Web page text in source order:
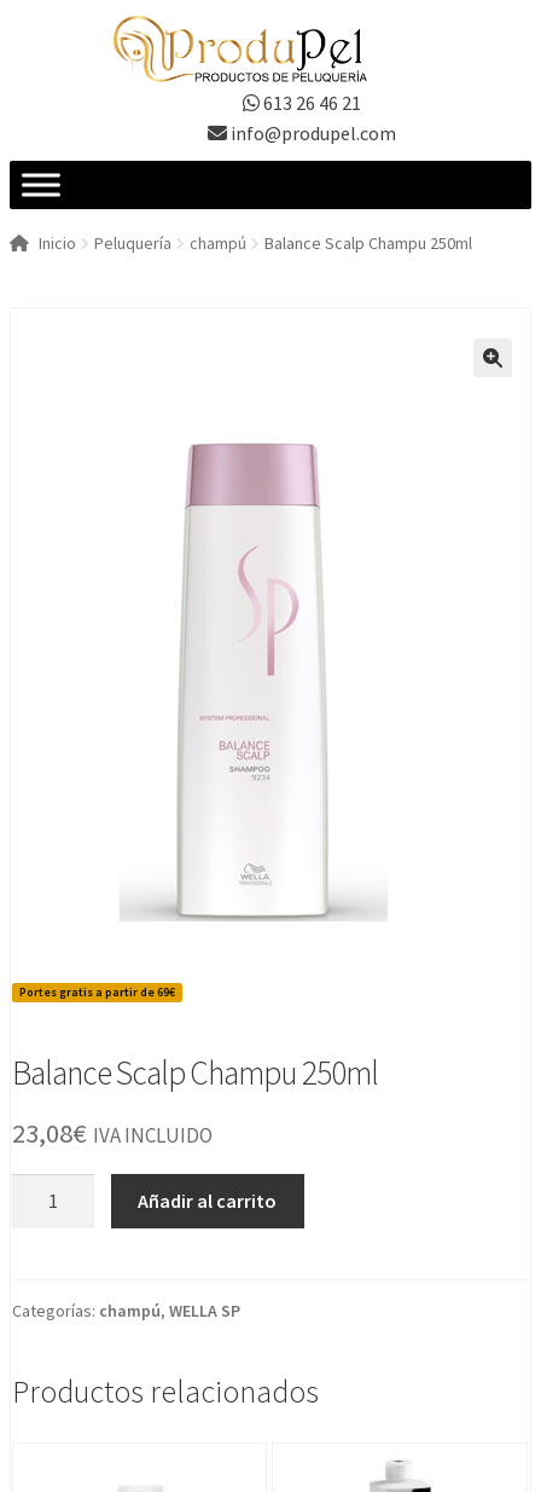
613 26 46 21
info@produpel.com
Inicio Peluquería champú Balance Scalp Champu 250ml
Portes gratis a partir de 69€
Balance Scalp Champu 250ml
23,08€ IVA INCLUIDO
cantidad
Añadir al carrito
Categorías: champú, WELLA SP
Productos relacionados